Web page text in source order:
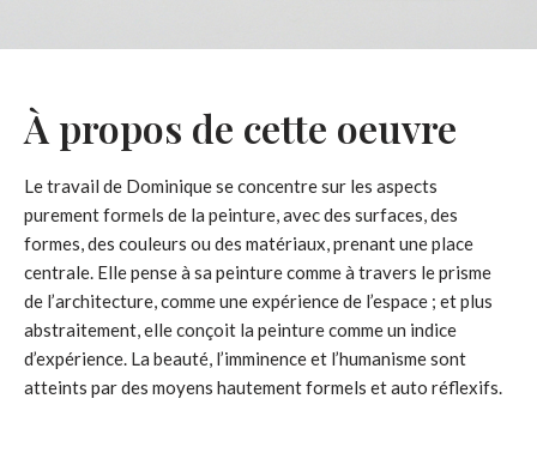
À propos de cette oeuvre
Le travail de Dominique se concentre sur les aspects
purement formels de la peinture, avec des surfaces, des
formes, des couleurs ou des matériaux, prenant une place
centrale. Elle pense à sa peinture comme à travers le prisme
de l’architecture, comme une expérience de l’espace ; et plus
abstraitement, elle conçoit la peinture comme un indice
d’expérience. La beauté, l’imminence et l’humanisme sont
atteints par des moyens hautement formels et auto réflexifs.